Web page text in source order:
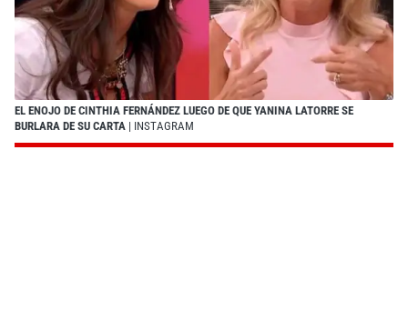
EL ENOJO DE CINTHIA FERNÁNDEZ LUEGO DE QUE YANINA LATORRE SE
BURLARA DE SU CARTA | INSTAGRAM